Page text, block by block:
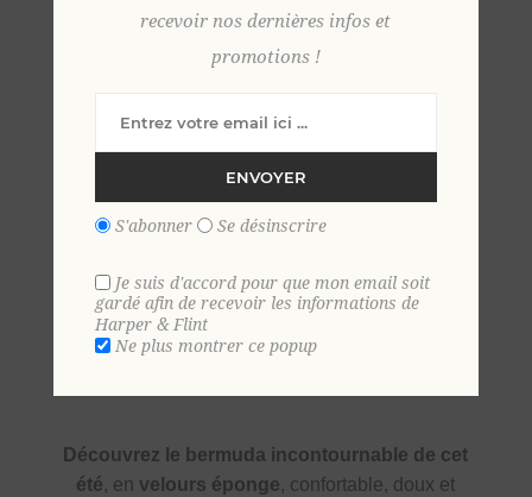
L XL
Découvrez le bermuda incontournable de cet
été, envelours éponge, confortable, doux et
recevoir nos dernières infos et
promotions !
ENVOYER
S'abonner Se désinscrire
Je suis d'accord pour que mon email soit
gardé afin de recevoir les informations de
Harper & Flint
Ne plus montrer ce popup